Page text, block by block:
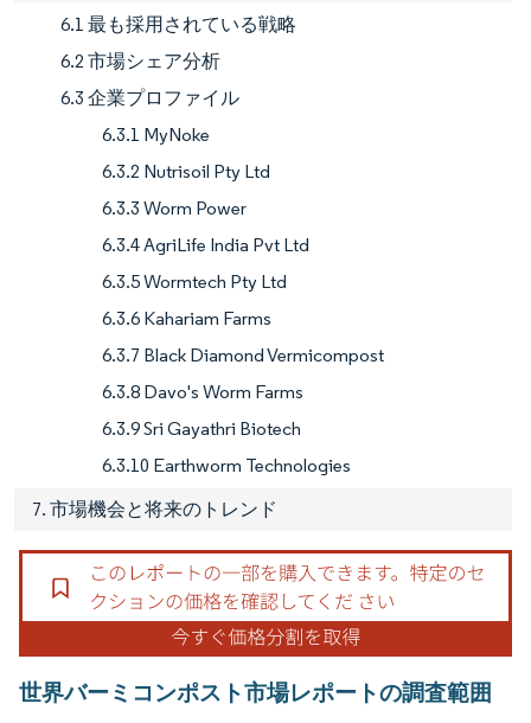
6.1 最も採用されている戦略
6.2 市場シェア分析
6.3 企業プロファイル
6.3.1 MyNoke
6.3.2 Nutrisoil Pty Ltd
6.3.3 Worm Power
6.3.4 AgriLife India Pvt Ltd
6.3.5 Wormtech Pty Ltd
6.3.6 Kahariam Farms
6.3.7 Black Diamond Vermicompost
6.3.8 Davo's Worm Farms
6.3.9 Sri Gayathri Biotech
6.3.10 Earthworm Technologies
7. 市場機会と将来のトレンド
世界バーミコンポスト市場レポートの調査範囲